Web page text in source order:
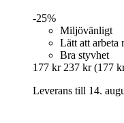
-25%
Miljövänligt
Lätt att arbeta
Bra styvhet
177 kr 237 kr (177
Leverans till 14.